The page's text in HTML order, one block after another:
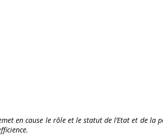
en cause le rôle et le statut de l’Etat et de